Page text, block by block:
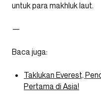
untuk para makhluk laut.
—
Baca juga:
Taklukan Everest,
Pertama di Asia!